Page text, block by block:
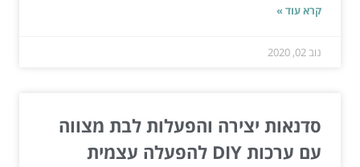
קרא עוד »
נוב 02, 2020
סדנאות יצירה והפעלות לבת מצווה
עם ערכות DIY להפעלה עצמית